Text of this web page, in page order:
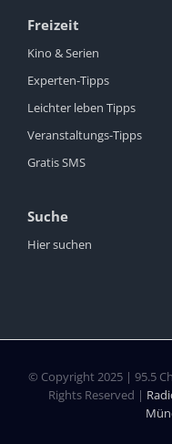
Freizeit
Kino & Serien
Experten-Tipps
Leichter leben Tipps
Veranstaltungs-Tipps
Gratis SMS
Suche
Hier suchen
© Copyright 2025 | 95.5
Rights Reserved |